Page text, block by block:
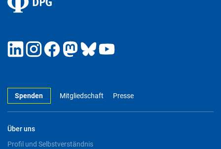
Spenden Mitgliedschaft Presse
Über uns
Profil und Selbstverständnis